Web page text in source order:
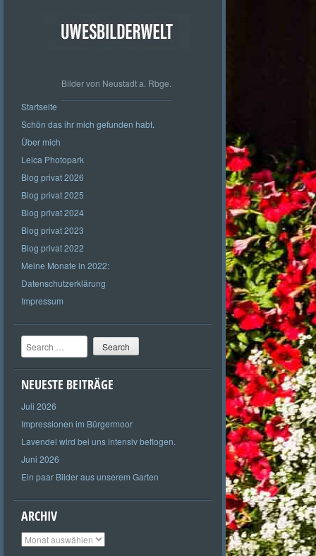
Bilder von Neustadt a. Rbge.
Startseite
Schön das ihr mich gefunden habt.
Über mich
Leica Photopark
Blog privat 2026
Blog privat 2025
Blog privat 2024
Blog privat 2023
Blog privat 2022
Meine Monate in 2022:
Datenschutzerklärung
Impressum
Search
NEUESTE BEITRÄGE
Juli 2026
Impressionen im Bürgermoor
Lavendel wird bei uns intensiv beflogen.
Juni 2026
Ein paar Bilder aus unserem Garten
ARCHIV
Archiv